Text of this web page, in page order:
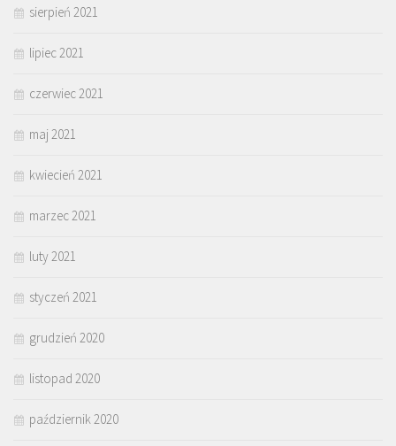
sierpień 2021
lipiec 2021
czerwiec 2021
maj 2021
kwiecień 2021
marzec 2021
luty 2021
styczeń 2021
grudzień 2020
listopad 2020
październik 2020